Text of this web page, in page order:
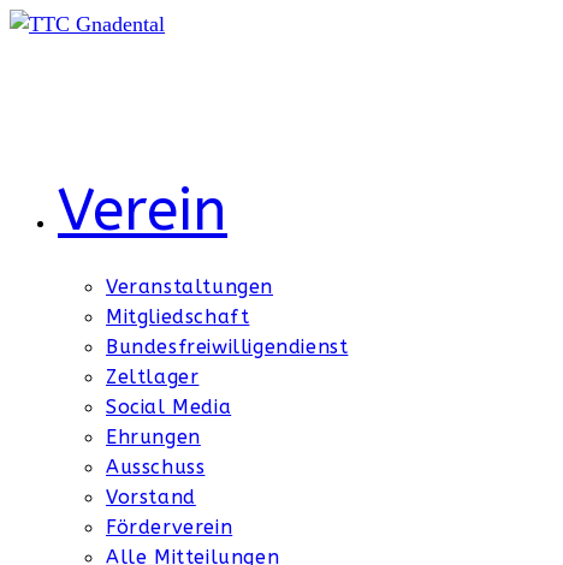
Zum
Verein
Veranstaltungen
Mitgliedschaft
Bundesfreiwilligendienst
Zeltlager
Social Media
Ehrungen
Ausschuss
Vorstand
Förderverein
Alle Mitteilungen